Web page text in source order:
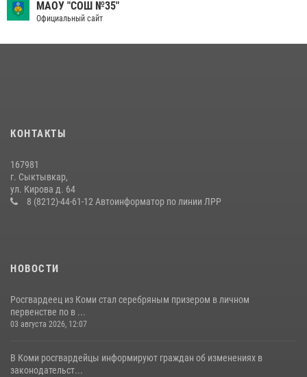
фестиваля воздухоплавания «ЖИВОЙ ВОЗДУХ»
покупателя
Житель Сыктывкара привлечен к административной
ответственности за утерю оружия
МАОУ "СОШ №35"
Официальный сайт
КОНТАКТЫ
167981
г. Сыктывкар,
ул. Кирова д. 64
8 (8212)-44-61-12 Автоинформатор по линии ЛРР
НОВОСТИ
Росгвардеец из Коми стал серебряным призером в личном
первенстве по в ...
03 августа 2026, 12:07
В Коми росгвардейцы информируют граждан об изменениях в
законодательст...